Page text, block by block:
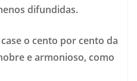
difundidas.
o cento por cento da
e armonioso, como